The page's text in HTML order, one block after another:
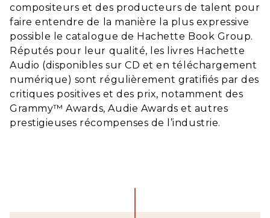
compositeurs et des producteurs de talent pour
faire entendre de la manière la plus expressive
possible le catalogue de Hachette Book Group.
Réputés pour leur qualité, les livres Hachette
Audio (disponibles sur CD et en téléchargement
numérique) sont régulièrement gratifiés par des
critiques positives et des prix, notamment des
Grammy™ Awards, Audie Awards et autres
prestigieuses récompenses de l’industrie.